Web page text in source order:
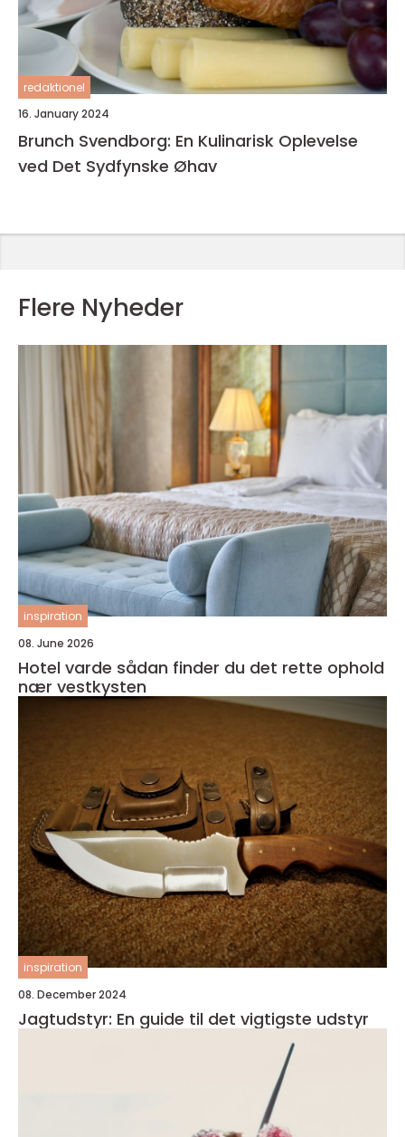
redaktionel
16. January 2024
Brunch Svendborg: En Kulinarisk Oplevelse
ved Det Sydfynske Øhav
Flere Nyheder
inspiration
08. June 2026
Hotel varde sådan finder du det rette ophold
nær vestkysten
inspiration
08. December 2024
Jagtudstyr: En guide til det vigtigste udstyr